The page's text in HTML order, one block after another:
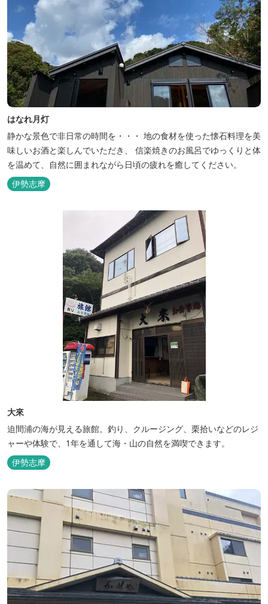
はなれ月灯
静かな景色で非日常の時間を・・・ 地の食材を使った懐石料理を美
味しいお酒と楽しんでいただき、 信楽焼きのお風呂でゆっくりと体
を温めて、自然に囲まれながら日頃の疲れを癒してください。
伊勢志摩
大來
迫間浦の海が見える旅館。釣り、クルージング、栗拾いなどのレジ
ャーや体験で、1年を通して海・山の自然を満喫できます。
伊勢志摩